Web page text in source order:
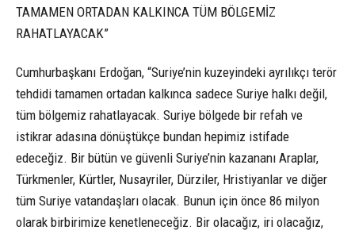
TAMAMEN ORTADAN KALKINCA TÜM BÖLGEMİZ
RAHATLAYACAK”
Cumhurbaşkanı Erdoğan, “Suriye’nin kuzeyindeki ayrılıkçı terör
tehdidi tamamen ortadan kalkınca sadece Suriye halkı değil,
tüm bölgemiz rahatlayacak. Suriye bölgede bir refah ve
istikrar adasına dönüştükçe bundan hepimiz istifade
edeceğiz. Bir bütün ve güvenli Suriye’nin kazananı Araplar,
Türkmenler, Kürtler, Nusayriler, Dürziler, Hristiyanlar ve diğer
tüm Suriye vatandaşları olacak. Bunun için önce 86 milyon
olarak birbirimize kenetleneceğiz. Bir olacağız, iri olacağız,